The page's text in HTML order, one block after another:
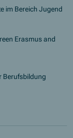
im Bereich Jugend
Erasmus and
Berufsbildung